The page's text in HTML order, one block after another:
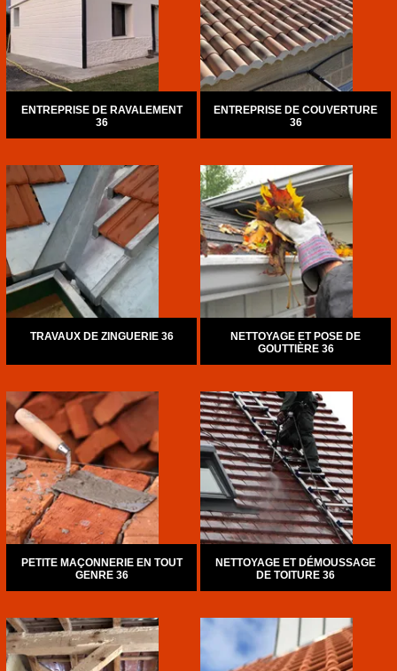
ENTREPRISE DE RAVALEMENT
36
ENTREPRISE DE COUVERTURE
36
TRAVAUX DE ZINGUERIE 36
NETTOYAGE ET POSE DE
GOUTTIÈRE 36
PETITE MAÇONNERIE EN TOUT
GENRE 36
NETTOYAGE ET DÉMOUSSAGE
DE TOITURE 36